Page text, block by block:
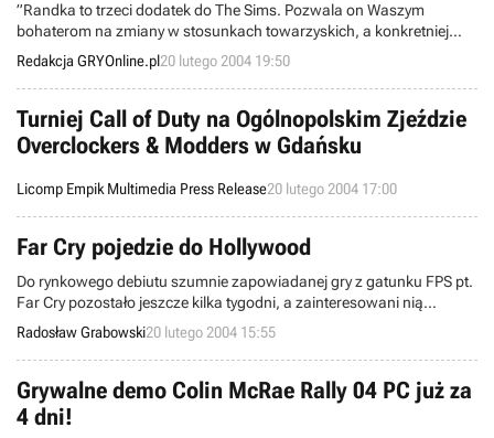
”Randka to trzeci dodatek do The Sims. Pozwala on Waszym
bohaterom na zmiany w stosunkach towarzyskich, a konkretniej
damsko-męskich. Teraz Simy mogą umawiać się na randki, a kiedy
będą mieli ochotę się pocałować będą mogli to zrobić na różne
sposoby: romantycznie, namiętnie w powietrze czy w policzek. Nie
muszą też rozmawiać tylko o zainteresowaniach, tak jak do tej pory,
mogą całkiem swobodnie poplotkować na czyjś temat.” - następny
poradnik z serii The Sims.
Redakcja GRYOnline.pl20 lutego 2004 19:50
Turniej Call of Duty na Ogólnopolskim Zjeździe
Overclockers & Modders w Gdańsku
Licomp Empik Multimedia Press Release20 lutego 2004 17:00
Far Cry pojedzie do Hollywood
Do rynkowego debiutu szumnie zapowiadanej gry z gatunku FPS pt.
Far Cry pozostało jeszcze kilka tygodni, a zainteresowani nią
użytkownicy na razie zgłębiają tajniki interaktywnej edycji
demonstracyjnej. Tymczasem niemiecki reżyser Uwe Boll (właściciel
korporacji Boll KG) planuje w 2005 roku zacząć realizować filmową
adaptację rzeczonej pozycji – następny projekt po The House of the
Dead, jak również Alone in the Dark i BloodRayne oraz Fear Effect
(vide wiadomości wortalu GRY-OnLine z września 2003 i lutego
Radosław Grabowski20 lutego 2004 15:55
Grywalne demo Colin McRae Rally 04 PC już za
4 dni!